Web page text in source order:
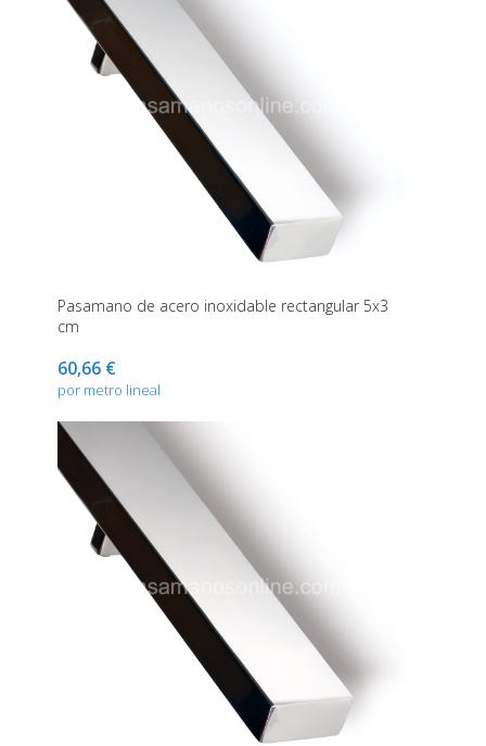
Pasamano de acero inoxidable rectangular 5x3
cm
60,66 €
por metro lineal